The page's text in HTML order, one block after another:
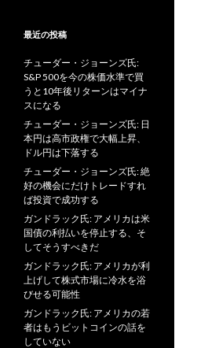
最近の投稿
チューダー・ジョーンズ氏:
S&P 500を今の株価水準で買
うと10年後リターンはマイナ
スになる
チューダー・ジョーンズ氏: 日
本円は高市政権で大幅上昇、
ドル円は下落する
チューダー・ジョーンズ氏: 絶
好の機会にだけトレードすれ
ば投資で成功する
ガンドラック氏: アメリカは米
国債の利払いを停止する、そ
してそうすべきだ
ガンドラック氏: アメリカが利
上げして株式市場に冷水を浴
びせる可能性
ガンドラック氏: アメリカの若
者はもうビットコインの話を
していない